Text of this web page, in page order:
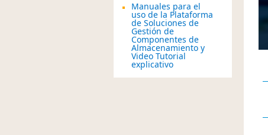
Manuales para el
uso de la Plataforma
de Soluciones de
Gestión de
Componentes de
Almacenamiento y
Video Tutorial
explicativo